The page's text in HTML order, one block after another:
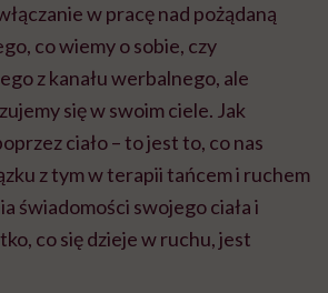
w pracę nad pożądaną
co wiemy o sobie, czy
z kanału werbalnego, ale
się w swoim ciele. Jak
ciało – to jest to, co nas
z tym w terapii tańcem i ruchem
świadomości swojego ciała i
co się dzieje w ruchu, jest